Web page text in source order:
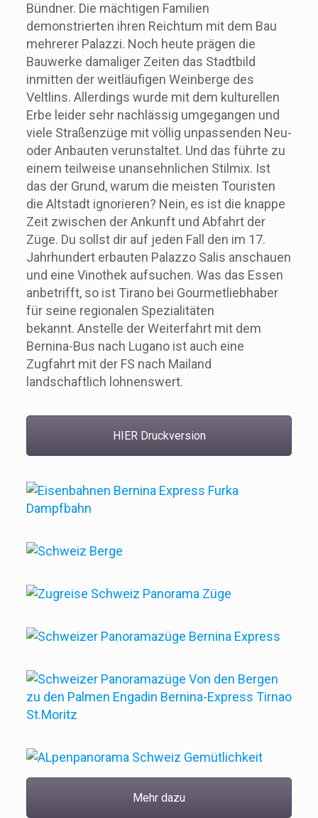
Bündner. Die mächtigen Familien
demonstrierten ihren Reichtum mit dem Bau
mehrerer Palazzi. Noch heute prägen die
Bauwerke damaliger Zeiten das Stadtbild
inmitten der weitläufigen Weinberge des
Veltlins. Allerdings wurde mit dem kulturellen
Erbe leider sehr nachlässig umgegangen und
viele Straßenzüge mit völlig unpassenden Neu-
oder Anbauten verunstaltet. Und das führte zu
einem teilweise unansehnlichen Stilmix. Ist
das der Grund, warum die meisten Touristen
die Altstadt ignorieren? Nein, es ist die knappe
Zeit zwischen der Ankunft und Abfahrt der
Züge. Du sollst dir auf jeden Fall den im 17.
Jahrhundert erbauten Palazzo Salis anschauen
und eine Vinothek aufsuchen. Was das Essen
anbetrifft, so ist Tirano bei Gourmetliebhaber
für seine regionalen Spezialitäten
bekannt. Anstelle der Weiterfahrt mit dem
Bernina-Bus nach Lugano ist auch eine
Zugfahrt mit der FS nach Mailand
landschaftlich lohnenswert.
HIER Druckversion
Mehr dazu